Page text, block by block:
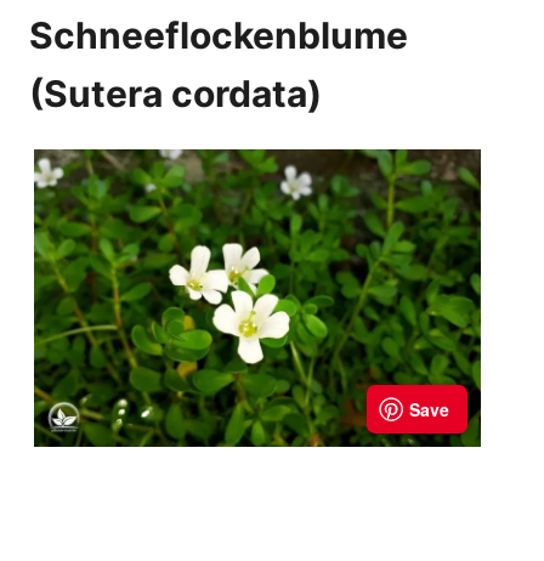
Schneeflockenblume
(Sutera cordata)